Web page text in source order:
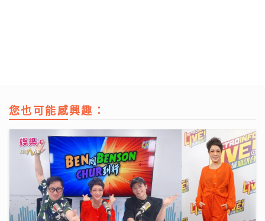
您也可能感興趣：